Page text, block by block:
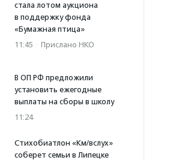
стала лотом аукциона
в поддержку фонда
«Бумажная птица»
11:45 · Прислано НКО
В ОП РФ предложили
установить ежегодные
выплаты на сборы в школу
11:24
Стихобиатлон «Км/вслух»
соберет семьи в Липецке